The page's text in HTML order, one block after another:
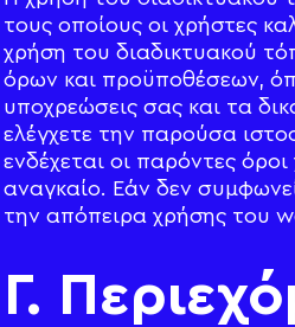
τους οποίους οι χρήστες
χρήση του διαδικτυακού
όρων και προϋποθέσεων,
υποχρεώσεις σας και τα
ελέγχετε την παρούσα
ενδέχεται οι παρόντες
αναγκαίο. Εάν δεν
την απόπειρα χρήσης του
Γ.